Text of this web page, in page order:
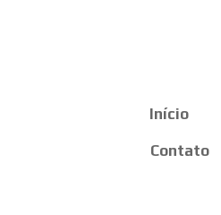
Início
Contato